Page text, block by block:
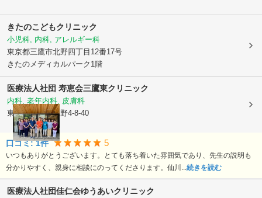
きたのこどもクリニック
小児科, 内科, アレルギー科
東京都三鷹市北野四丁目12番17号
きたのメディカルパーク1階
医療法人社団 寿恵会三鷹東クリニック
内科, 老年内科, 皮膚科
東京都三鷹市北野4-8-40
口コミ:1件 5
いつもありがとうございます。とても落ち着いた雰囲気であり、先生の説明も
分かりやすく、親身に相談にのってくださります。仙川... 続きを読む
医療法人社団佳仁会ゆうあいクリニック